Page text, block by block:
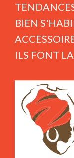
BIEN
ILS FONT